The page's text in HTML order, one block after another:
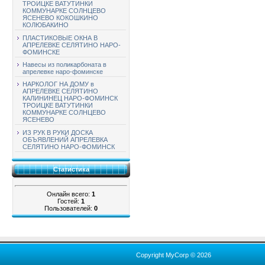
ТРОИЦКЕ ВАТУТИНКИ
КОММУНАРКЕ СОЛНЦЕВО
ЯСЕНЕВО КОКОШКИНО
КОЛЮБАКИНО
ПЛАСТИКОВЫЕ ОКНА В
АПРЕЛЕВКЕ СЕЛЯТИНО НАРО-
ФОМИНСКЕ
Навесы из поликарбоната в
апрелевке наро-фоминске
НАРКОЛОГ НА ДОМУ в
АПРЕЛЕВКЕ СЕЛЯТИНО
КАЛИНИНЕЦ НАРО-ФОМИНСК
ТРОИЦКЕ ВАТУТИНКИ
КОММУНАРКЕ СОЛНЦЕВО
ЯСЕНЕВО
ИЗ РУК В РУКИ ДОСКА
ОБЪЯВЛЕНИЙ АПРЕЛЕВКА
СЕЛЯТИНО НАРО-ФОМИНСК
Статистика
Онлайн всего: 1
Гостей: 1
Пользователей: 0
Copyright MyCorp © 2026